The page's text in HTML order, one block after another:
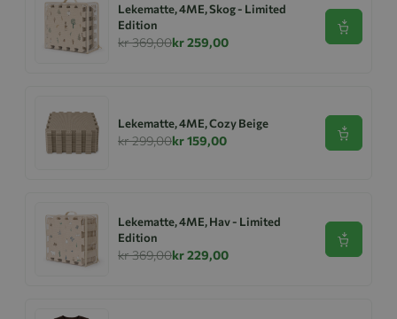
Lekematte, 4ME, Skog - Limited
Edition
kr 369,00kr 259,00
Se
Lekematte, 4ME, Cozy Beige
kr 299,00kr 159,00 Se
Lekematte, 4ME, Hav - Limited
Edition
kr 369,00kr 229,00
Se